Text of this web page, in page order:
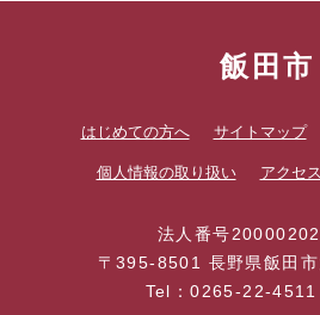
飯田市
はじめての方へ サイトマップ
個人情報の取り扱い アクセス
法人番号
〒395-8501 長野県飯田
Tel：0265-22-4511